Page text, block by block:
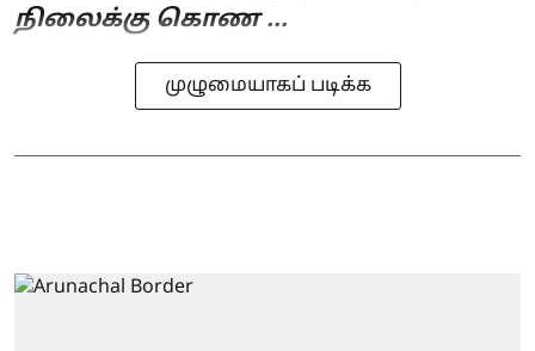
நிலைக்கு கொண ...
முழுமையாகப் படிக்க